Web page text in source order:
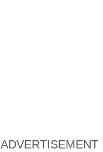
ADVERTISEMENT